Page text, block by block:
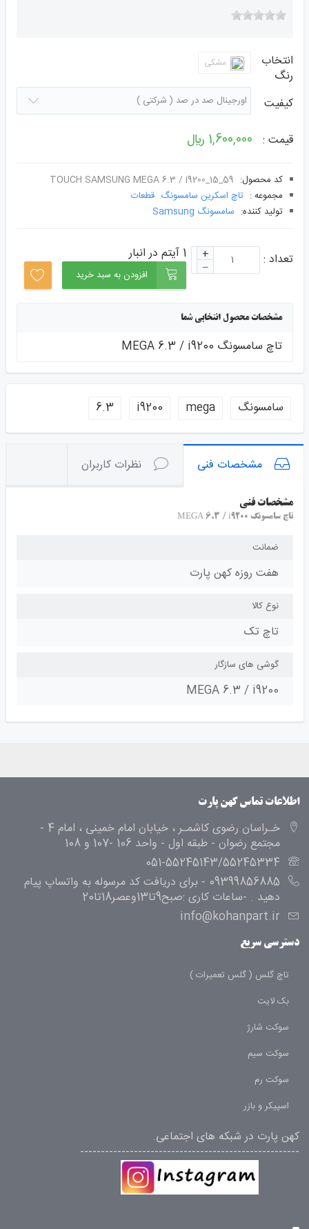
انتخاب
رنگ
مشکی
کیفیت
قیمت : 1,600,000 ﷼
کد محصول: TOUCH SAMSUNG MEGA 6.3 / i9200_15_59
مجموعه : تاچ اسکرین سامسونگ قطعات
توليد کننده: سامسونگ Samsung
1 آیتم در انبار تعداد : +
– افزودن به سبد خرید
مشخصات محصول انتخابی شما
تاچ سامسونگ MEGA 6.3 / i9200
سامسونگ mega
i9200
6.3
مشخصات فنی نظرات کاربران
مشخصات فنی
تاچ سامسونگ MEGA 6.3 / i9200
ضمانت
هفت روزه کهن پارت
نوع کالا
تاچ تک
گوشی های سازگار
MEGA 6.3 / i9200
اطلاعات تماس کهن پارت
خـراسان رضوی کاشمـر ، خیابان امام خمینی ، امام 4 -
مجتمع رضوان - طبقه اول - واحد 106 -107 و 108
051-55245143/55245334
09399856885 - برای دریافت کد مرسوله به واتساپ پیام
دهید . -ساعات کاری :صبح9تا13وعصر18تا20
info@kohanpart.ir
دسترسی سریع
تاچ گلس ( گلس تعمیرات )
بک لایت
سوکت شارژ
سوکت سیم
سوکت رم
اسپیکر و بازر
کهن پارت در شبکه های اجتماعی.
-----------------------------------------------------